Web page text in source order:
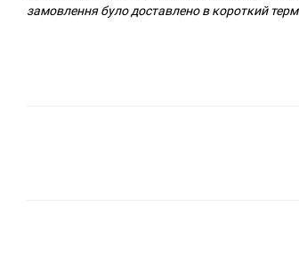
замовлення було доставлено в короткий